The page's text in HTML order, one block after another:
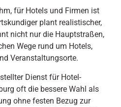
für Hotels und Firmen ist
plant realistischer,
nicht nur die Hauptstraßen,
Wege rund um Hotels,
Veranstaltungsorte.
Dienst für Hotel-
oft die bessere Wahl als
ohne festen Bezug zur